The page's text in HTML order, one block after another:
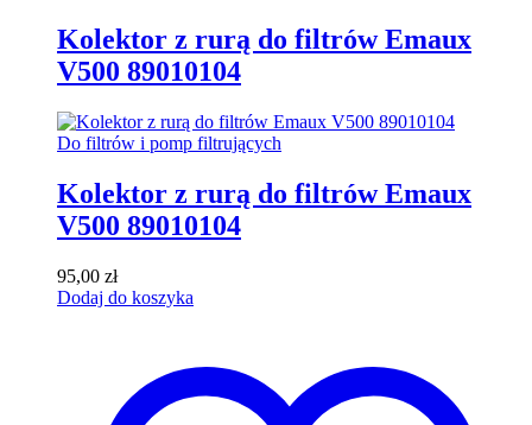
Kolektor z rurą do filtrów Emaux
V500 89010104
Do filtrów i pomp filtrujących
Kolektor z rurą do filtrów Emaux
V500 89010104
95,00 zł
Dodaj do koszyka